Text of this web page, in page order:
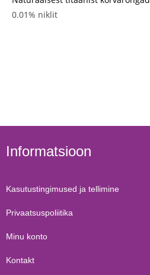
0.01% niklit
Informatsioon
Kasutustingimused ja tellimine
Privaatsuspoliitika
Minu konto
Kontakt